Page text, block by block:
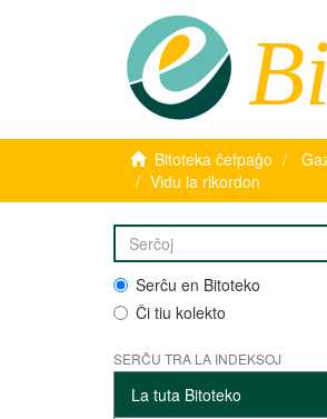
Bitoteka ĉefpaĝo
Vidu la rikordon
Serĉu en Bitoteko
Ĉi tiu kolekto
SERĈU TRA LA INDEKSOJ
La tuta Bitoteko